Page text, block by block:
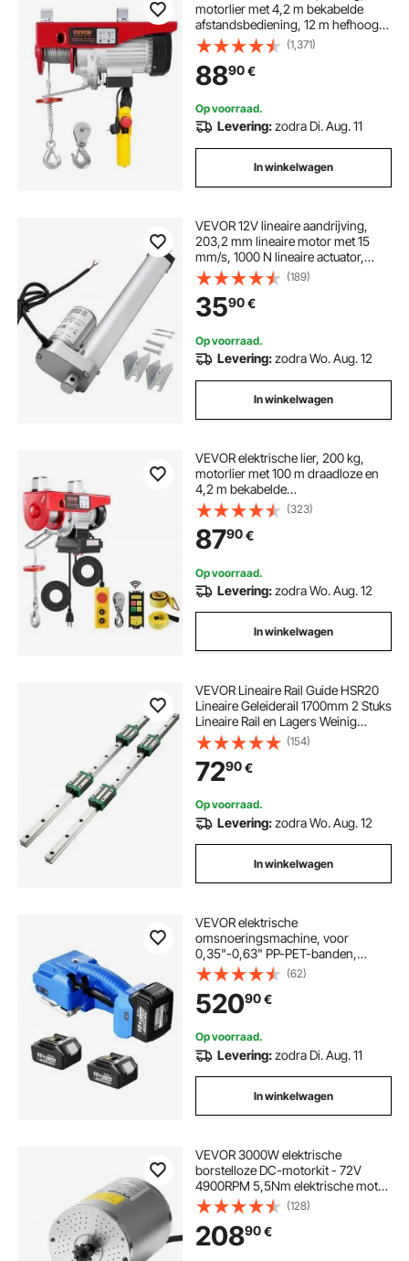
motorlier met 4,2 m bekabelde
afstandsbediening, 12 m hefhoogte
met enkele kabel, enkele/dubbele
lussen, noodstop, hijsgereedschap
voor garage, magazijn, fabriek
(1,371)
8890€
Op voorraad.
Levering:zodra Di. Aug. 11
In winkelwagen
VEVOR 12V lineaire aandrijving,
203,2 mm lineaire motor met 15
mm/s, 1000 N lineaire actuator,
lineaire actuatoren met IP54-
bescherming en montagebeugel
voor in hoogte verstelbare bureaus,
fauteuils, raamdeuropeners
(189)
3590€
Op voorraad.
Levering:zodra Wo. Aug. 12
In winkelwagen
VEVOR elektrische lier, 200 kg,
motorlier met 100 m draadloze en
4,2 m bekabelde
afstandsbediening, 12 m hefhoogte
met enkele kabel, enkele/dubbele
hijsbanden, hijsgereedschap voor
garage, magazijn, fabriek
(323)
8790€
Op voorraad.
Levering:zodra Wo. Aug. 12
In winkelwagen
VEVOR Lineaire Rail Guide HSR20
Lineaire Geleiderail 1700mm 2 Stuks
Lineaire Rail en Lagers Weinig
Lawaai Miniatuur Lineaire Rail voor
Automatiserings CNC-
Router/Draaibank/Werktuigmachine
/Buigmachine
(154)
7290€
Op voorraad.
Levering:zodra Wo. Aug. 12
In winkelwagen
VEVOR elektrische
omsnoeringsmachine, voor
0,35"-0,63" PP-PET-banden,
draagbare elektrische
omsnoeringsmachine met digitaal
display, 2 x 5000 mAh op batterijen
werkend automatisch
omsnoeringsapparaat voor het
verpakken van kartonnen pallets
(62)
52090€
Op voorraad.
Levering:zodra Di. Aug. 11
In winkelwagen
VEVOR 3000W elektrische
borstelloze DC-motorkit - 72V
4900RPM 5,5Nm elektrische motor
met verbeterde snelheidsregelaar,
laag geluidsniveau, ideaal voor go-
karts, e-bikes, motorfietsen en
scooters
(128)
20890€